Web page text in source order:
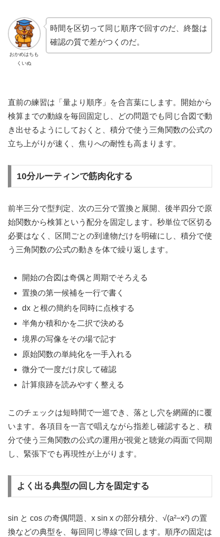
おかめはちも
くいぬ
時間を区切って同じ順序で回すのだ、終盤は
確認の質で差がつくのだ。
直前の練習は「量より順序」を合言葉にします。開始から
検算までの動線を毎回固定し、どの問題でも同じ合図で動
き出せるようにしておくと、積分で使う三角関数の公式の
立ち上がりが速く、焦りへの耐性も高まります。
10分ルーティンで筋肉化する
前半三分で型判定、次の三分で置換と展開、後半四分で原
始関数から検算という配分を固定します。秒単位で区切る
必要はなく、区間ごとの到達物だけを明確にし、積分で使
う三角関数の公式の動きを体で繰り返します。
開始の合図は奇偶と周期でそろえる
置換の第一候補を一行で書く
dx と根の簡約を同時に点検する
半角か積和かを二択で決める
境界の写像をその場で記す
原始関数の単純化を一手入れる
微分で一度だけ戻して確認
計算痕跡を読みやすく整える
このチェックは短時間で一巡でき、落とし穴を網羅的に覆
います。各項目を一言で唱えながら指差し確認すると、積
分で使う三角関数の公式の運用が視覚と聴覚の両面で同期
し、緊張下でも再現性が上がります。
よく出る典型の回し方を固定する
sin と cos の奇偶問題、x sin x の部分積分、√(a²−x²) の置
換などの典型を、毎回同じ導線で回します。順序の固定は